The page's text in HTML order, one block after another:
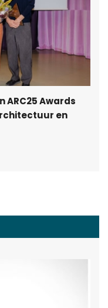
ARC25 Awards
en